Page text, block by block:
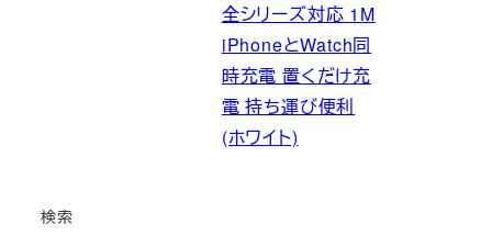
全シリーズ対応 1M
iPhoneとWatch同
時充電 置くだけ充
電 持ち運び便利
(ホワイト)
検索